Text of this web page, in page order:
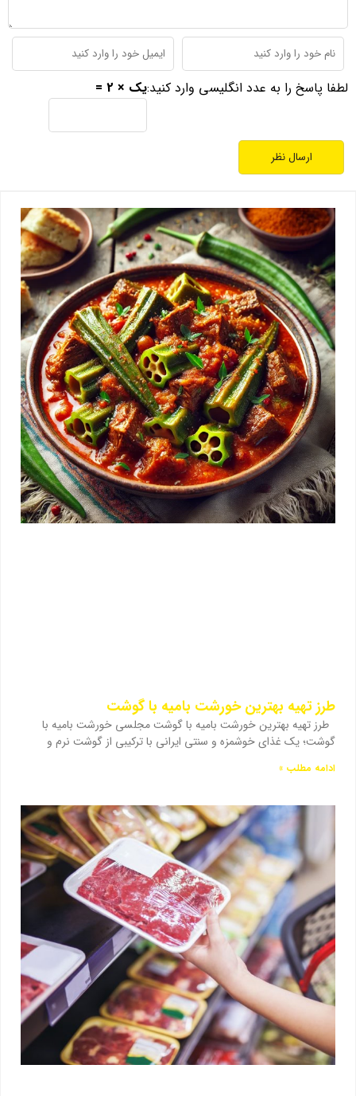
لطفا پاسخ را به عدد انگلیسی وارد کنید:یک × 2 =
طرز تهیه بهترین خورشت بامیه با گوشت
طرز تهیه بهترین خورشت بامیه با گوشت مجلسی خورشت بامیه با
گوشت؛ یک غذای خوشمزه و سنتی ایرانی با ترکیبی از گوشت نرم و
ادامه مطلب »